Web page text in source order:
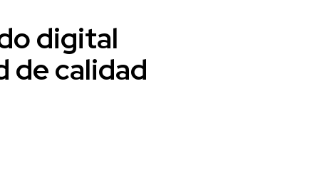
digital
de calidad